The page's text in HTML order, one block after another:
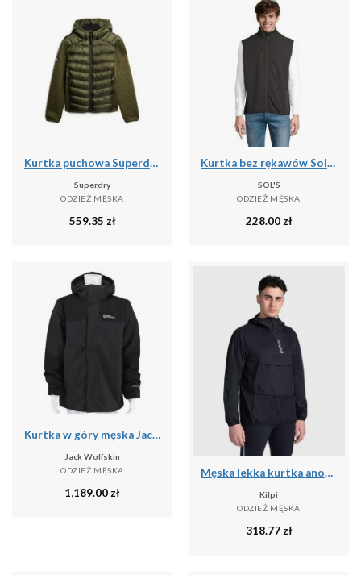
Kurtka puchowa Superdry Storm Hybrid
Superdry
ODZIEŻ MĘSKA
559.35 zł
Kurtka bez rękawów Sol's Falcon Bw
SOL'S
ODZIEŻ MĘSKA
228.00 zł
Kurtka w góry męska Jack Wolfskin A618586350
Jack Wolfskin
ODZIEŻ MĘSKA
1,189.00 zł
Męska lekka kurtka anorak Kilpi ANORI-M
Kilpi
ODZIEŻ MĘSKA
318.77 zł